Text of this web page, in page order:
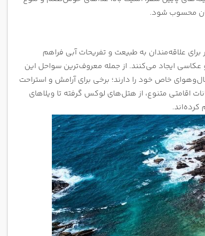
محسوب شود.
برای علاقه‌مندان به طبیعت و تفریحات آبی فراهم
ایجاد می‌کنند. از جمله معروف‌ترین سواحل این
خاص خود را دارند؛ برخی برای آرامش و استراحت
اقامتی متنوع، از هتل‌های لوکس گرفته تا ویلاهای